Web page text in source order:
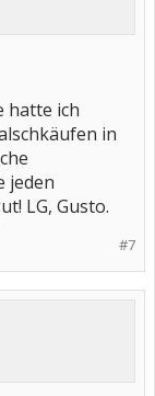
hatte ich
in
jeden
LG, Gusto.
#7